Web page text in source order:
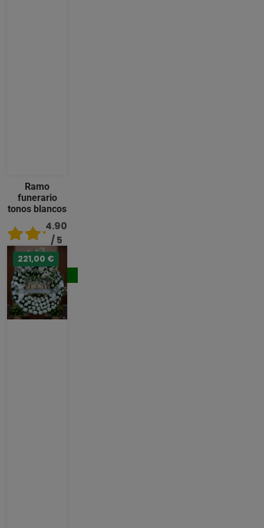
Ramo
funerario
tonos blancos
4.90
/ 5
92,00 €
Comprar
221,00 €